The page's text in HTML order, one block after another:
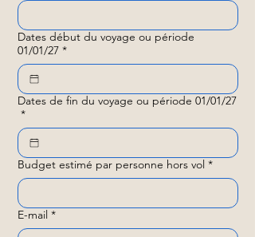
Dates début du voyage ou période
01/01/27 *
Dates de fin du voyage ou période 01/01/27
*
Budget estimé par personne hors vol *
E-mail *